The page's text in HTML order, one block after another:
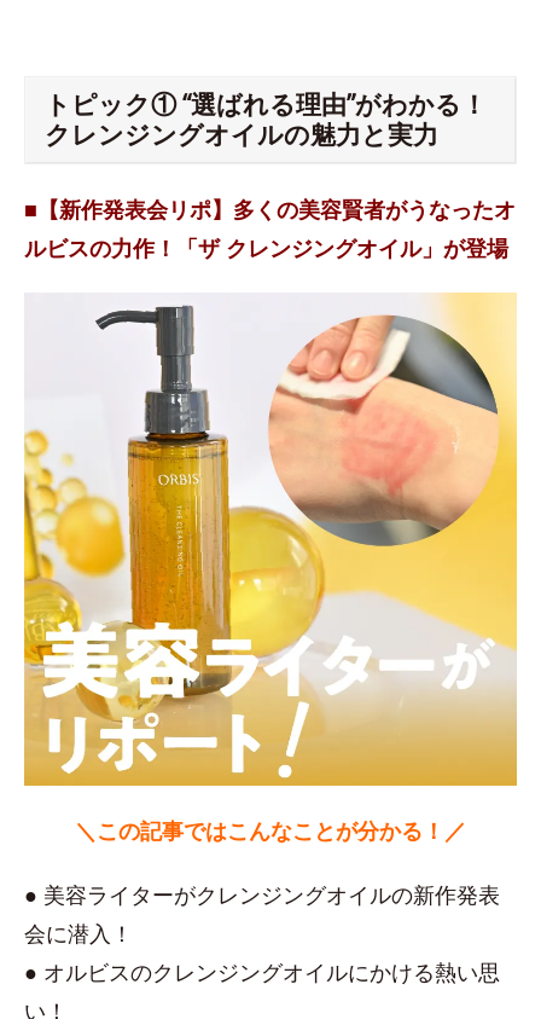
トピック① “選ばれる理由”がわかる！
クレンジングオイルの魅力と実力
■【新作発表会リポ】多くの美容賢者がうなったオ
ルビスの力作！「ザ クレンジングオイル」が登場
＼この記事ではこんなことが分かる！／
● 美容ライターがクレンジングオイルの新作発表
会に潜入！
● オルビスのクレンジングオイルにかける熱い思
い！